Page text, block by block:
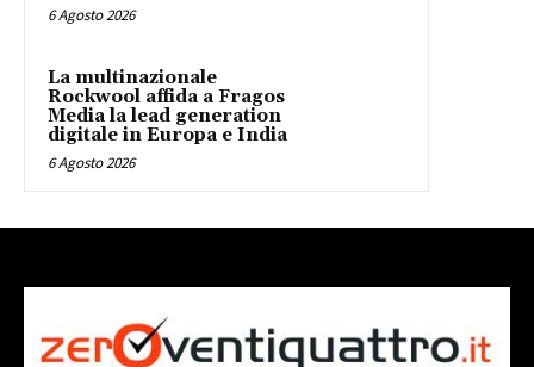
6 Agosto 2026
La multinazionale
Rockwool affida a Fragos
Media la lead generation
digitale in Europa e India
6 Agosto 2026